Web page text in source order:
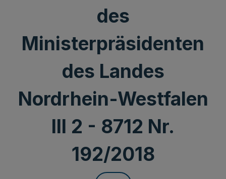
des
Ministerpräsidenten
des Landes
Nordrhein-Westfalen
III 2 - 8712 Nr.
192/2018